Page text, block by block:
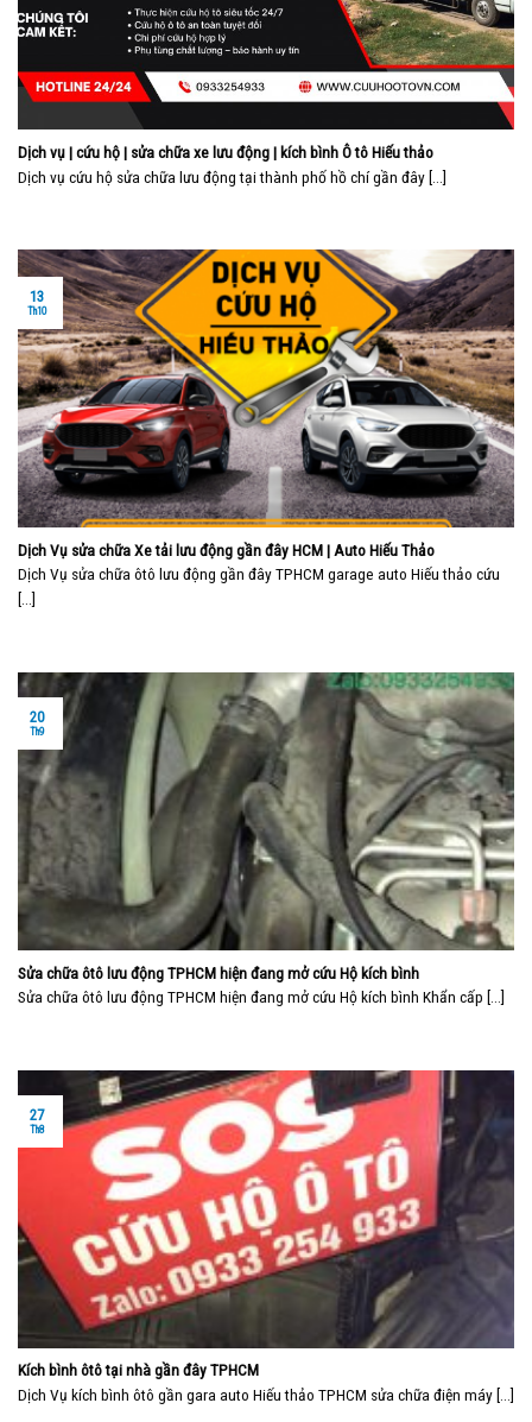
Dịch vụ | cứu hộ | sửa chữa xe lưu động | kích bình Ô tô Hiếu thảo
Dịch vụ cứu hộ sửa chữa lưu động tại thành phố hồ chí gần đây [...]
Dịch Vụ sửa chữa Xe tải lưu động gần đây HCM | Auto Hiếu Thảo
Dịch Vụ sửa chữa ôtô lưu động gần đây TPHCM garage auto Hiếu thảo cứu
[...]
13
Th10
Sửa chữa ôtô lưu động TPHCM hiện đang mở cứu Hộ kích bình
Sửa chữa ôtô lưu động TPHCM hiện đang mở cứu Hộ kích bình Khẩn cấp [...]
20
Th9
Kích bình ôtô tại nhà gần đây TPHCM
Dịch Vụ kích bình ôtô gần gara auto Hiếu thảo TPHCM sửa chữa điện máy [...]
27
Th8